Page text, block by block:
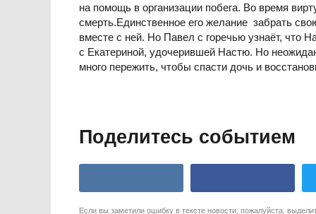
на помощь в организации побега. Во время
смерть.Единственное его желание  забрать
вместе с ней. Но Павел с горечью узнаёт, что
с Екатериной, удочерившей Настю. Но
много пережить, чтобы спасти дочь и
Поделитесь событием
Если вы заметили ошибку в тексте новости, пожалуйста,